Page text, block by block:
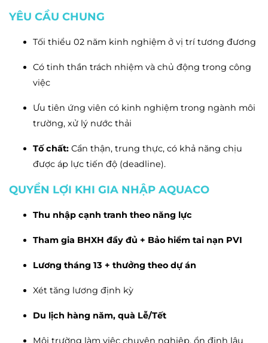
YÊU CẦU CHUNG
Tối thiểu 02 năm kinh nghiệm ở vị trí tương đương
Có tinh thần trách nhiệm và chủ động trong công
việc
Ưu tiên ứng viên có kinh nghiệm trong ngành môi
trường, xử lý nước thải
Tố chất: Cẩn thận, trung thực, có khả năng chịu
được áp lực tiến độ (deadline).
QUYỀN LỢI KHI GIA NHẬP AQUACO
Thu nhập cạnh tranh theo năng lực
Tham gia BHXH đầy đủ + Bảo hiểm tai nạn PVI
Lương tháng 13 + thưởng theo dự án
Xét tăng lương định kỳ
Du lịch hàng năm, quà Lễ/Tết
Môi trường làm việc chuyên nghiệp, ổn định lâu